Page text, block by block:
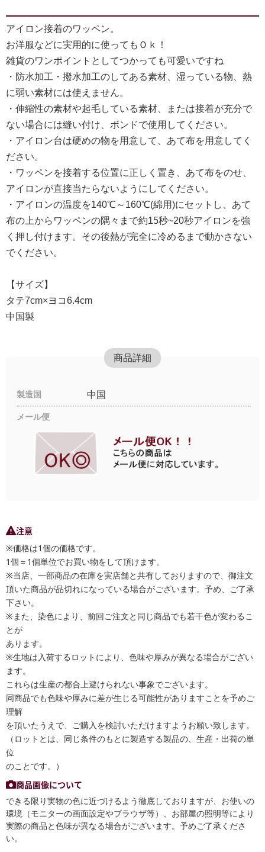
アイロン接着のワッペン。
お洋服などに実用的に使ってもＯｋ！
雑貨のワンポイントとしてつかっても可愛いですね
・防水加工・撥水加工のしてある素材、湿っている物、熱
に弱い素材には使えません。
・伸縮性の素材や起毛している素材、または接着が充分で
ない場合には縫い付け、ボンドで使用してください。
・アイロン台は硬めの物を用意して、あて布を用意してく
ださい。
・ワッペンを接着する位置に正しく置き、あて布をのせ、
アイロンが直接当たらないようにしてください。
・アイロンの温度を140℃～160℃(綿用)にセットし、あて
布の上からワッペンの隅々まで約15秒~20秒アイロンを強
く押し付けます。その後熱が完全に冷めるまで動かさない
でください。
【サイズ】
タテ7cm×ヨコ6.4cm
中国製
商品詳細
製造国 中国
メール便
注意
※価格は1個の価格です。
1個＝1個単位でお買い物をして頂けます。
※当店、一部商品の在庫を実店舗と共有しておりますので、御注文
頂いた商品が品切れになっている場合がございます。予め、ご了承
下さい。
※また、染色により、前回ご注文と同じ商品でも若干色が変わるこ
とが
あります。
※生地は入荷するロットにより、色味や厚みが異なる場合がござい
ます。
これらは生産の都合上避けられない事象でございます。
同商品でも色味や厚みに差が生じる可能性がありますことを予めご
理解
を頂いたうえで、ご購入を検討いただけますようお願い致します。
（ロットとは、同じ条件のもとに製造する製品の、生産・出荷の単
位
のことです。）
商品画像について
できる限り実物の色に近づけるよう徹底しておりますが、お使いの
環境（モニターの画面設定やブラウザ等）、お部屋の照明等により
実際の商品と色味が異なる場合がございます。予めご了承くださ
い。